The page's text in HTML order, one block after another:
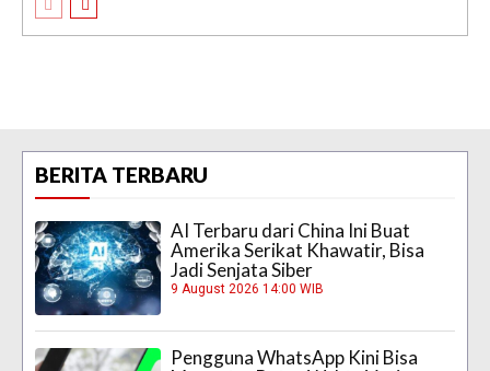
BERITA TERBARU
AI Terbaru dari China Ini Buat
Amerika Serikat Khawatir, Bisa
Jadi Senjata Siber
9 August 2026 14:00 WIB
Pengguna WhatsApp Kini Bisa